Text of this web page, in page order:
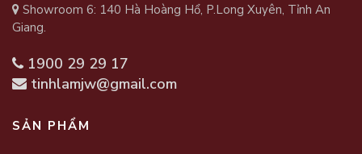
Showroom 6: 140 Hà Hoàng Hổ, P.Long Xuyên, Tỉnh An
Giang.
1900 29 29 17
tinhlamjw@gmail.com
SẢN PHẨM